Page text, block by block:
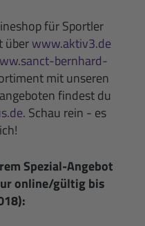
für Sportler
überwww.aktiv3.de
bernhard-
mit unseren
findest du
. Schau rein - es
Spezial-Angebot
online/gültig bis